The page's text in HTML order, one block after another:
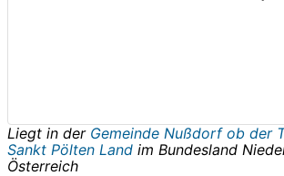
Liegt in der Gemeinde Nußdorf ob der
Sankt Pölten Land im Bundesland
Österreich